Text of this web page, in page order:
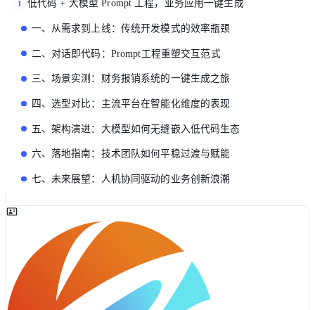
1 低代码 + 大模型 Prompt 工程，业务应用一键生成
一、从需求到上线：传统开发模式的效率瓶颈
二、对话即代码：Prompt工程重塑交互范式
三、场景实测：财务报销系统的一键生成之旅
四、选型对比：主流平台在智能化维度的表现
五、架构演进：大模型如何无缝嵌入低代码生态
六、落地指南：技术团队如何平稳过渡与赋能
七、未来展望：人机协同驱动的业务创新浪潮